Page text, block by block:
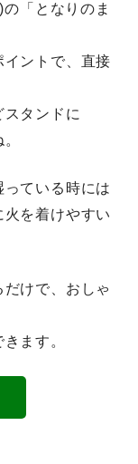
「となりのま
ントで、直接
スタンドに
ている時には
を着けやすい
けで、おしゃ
ます。